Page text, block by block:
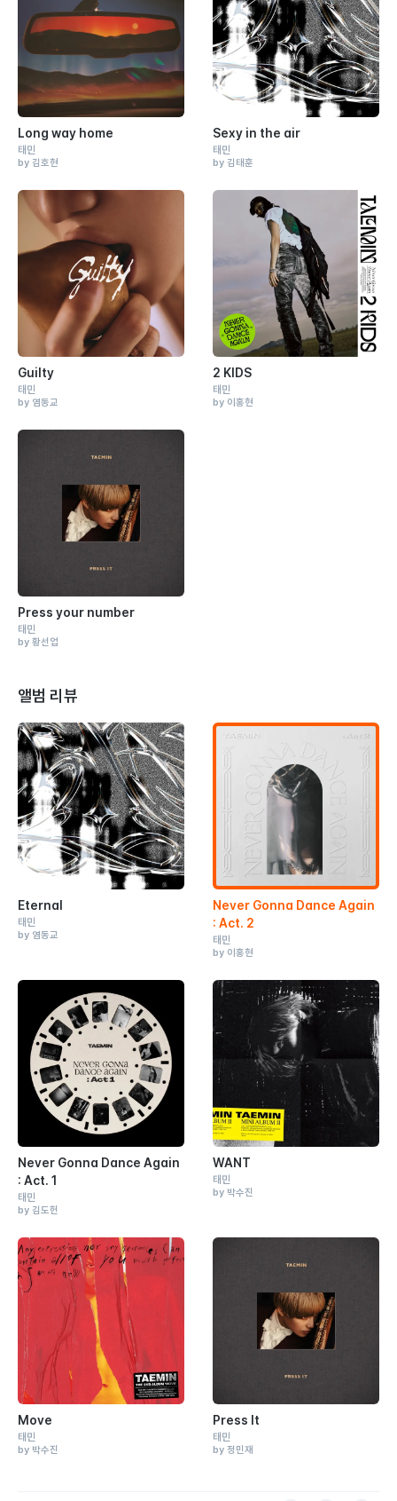
Long way home
태민
by 김호현
Sexy in the air
태민
by 김태훈
Guilty
태민
by 염동교
2 KIDS
태민
by 이홍현
Press your number
태민
by 황선업
앨범 리뷰
Eternal
태민
by 염동교
Never Gonna Dance Again
: Act. 2
태민
by 이홍현
Never Gonna Dance Again
: Act. 1
태민
by 김도헌
WANT
태민
by 박수진
Move
태민
by 박수진
Press It
태민
by 정민재